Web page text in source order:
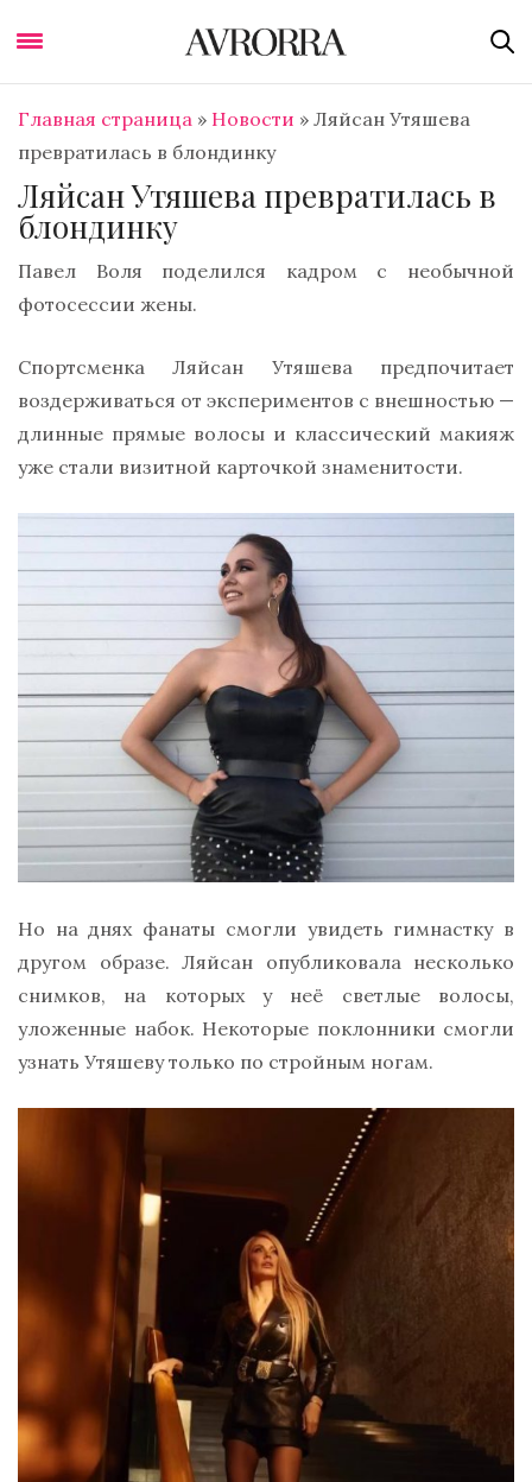
Главная страница » Новости » Ляйсан Утяшева
превратилась в блондинку
Ляйсан Утяшева превратилась в
блондинку
Павел Воля поделился кадром с необычной
фотосессии жены.
Спортсменка Ляйсан Утяшева предпочитает
воздерживаться от экспериментов с внешностью —
длинные прямые волосы и классический макияж
уже стали визитной карточкой знаменитости.
Но на днях фанаты смогли увидеть гимнастку в
другом образе. Ляйсан опубликовала несколько
снимков, на которых у неё светлые волосы,
уложенные набок. Некоторые поклонники смогли
узнать Утяшеву только по стройным ногам.